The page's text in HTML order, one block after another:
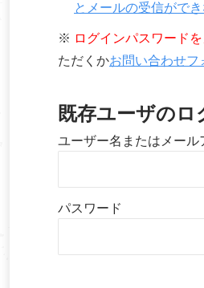
とメールの受信がで
※ ログインパスワード
ただくかお問い合わせフ
既存ユーザのロ
ユーザー名またはメール
パスワード